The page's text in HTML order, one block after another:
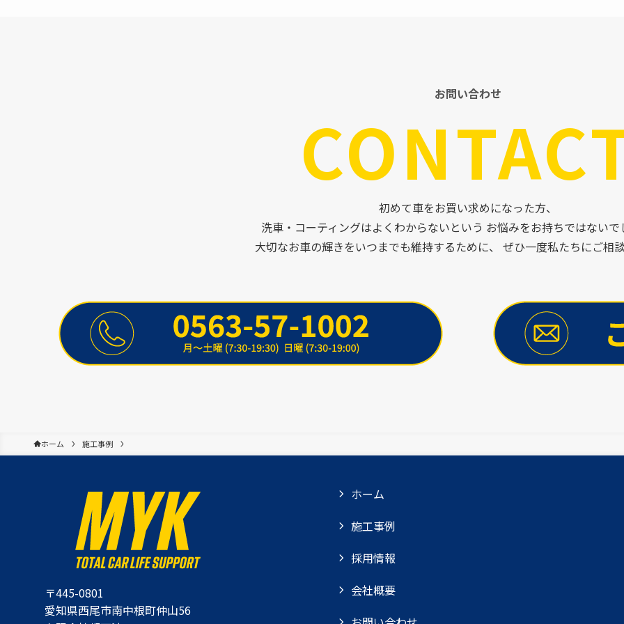
お問い合わせ
初めて車をお買い求めになった方、
洗車・コーティングはよくわからないという お悩みをお持ちではないで
大切なお車の輝きをいつまでも維持するために、 ぜひ一度私たちにご相談
ホーム 施工事例
〒445-0801
愛知県西尾市南中根町仲山56
ホーム
施工事例
採用情報
会社概要